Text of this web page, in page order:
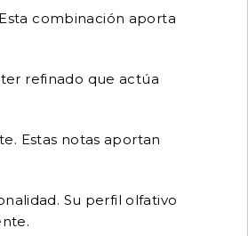
combinación aporta
refinado que actúa
Estas notas aportan
Su perfil olfativo